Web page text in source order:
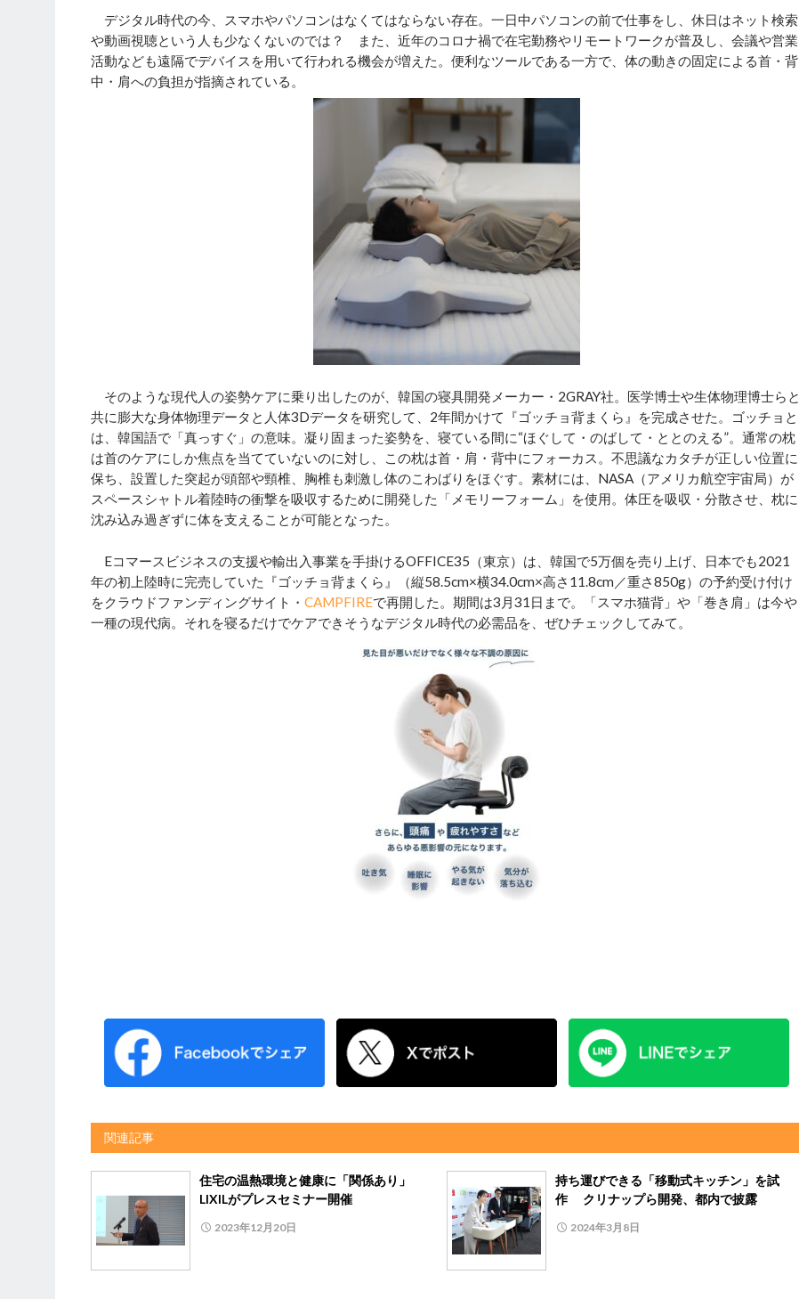
デジタル時代の今、スマホやパソコンはなくてはならない存在。一日中パソコンの前で仕事をし、休日はネット検索
や動画視聴という人も少なくないのでは？ また、近年のコロナ禍で在宅勤務やリモートワークが普及し、会議や営業
活動なども遠隔でデバイスを用いて行われる機会が増えた。便利なツールである一方で、体の動きの固定による首・背
中・肩への負担が指摘されている。
そのような現代人の姿勢ケアに乗り出したのが、韓国の寝具開発メーカー・2GRAY社。医学博士や生体物理博士らと
共に膨大な身体物理データと人体3Dデータを研究して、2年間かけて『ゴッチョ背まくら』を完成させた。ゴッチョと
は、韓国語で「真っすぐ」の意味。凝り固まった姿勢を、寝ている間に“ほぐして・のばして・ととのえる”。通常の枕
は首のケアにしか焦点を当てていないのに対し、この枕は首・肩・背中にフォーカス。不思議なカタチが正しい位置に
保ち、設置した突起が頭部や頸椎、胸椎も刺激し体のこわばりをほぐす。素材には、NASA（アメリカ航空宇宙局）が
スペースシャトル着陸時の衝撃を吸収するために開発した「メモリーフォーム」を使用。体圧を吸収・分散させ、枕に
沈み込み過ぎずに体を支えることが可能となった。
Eコマースビジネスの支援や輸出入事業を手掛けるOFFICE35（東京）は、韓国で5万個を売り上げ、日本でも2021
年の初上陸時に完売していた『ゴッチョ背まくら』（縦58.5cm×横34.0cm×高さ11.8cm／重さ850g）の予約受け付け
をクラウドファンディングサイト・ CAMPFIREで再開した。期間は3月31日まで。「スマホ猫背」や「巻き肩」は今や
一種の現代病。それを寝るだけでケアできそうなデジタル時代の必需品を、ぜひチェックしてみて。
関連記事
住宅の温熱環境と健康に「関係あり」
LIXILがプレスセミナー開催
2023年12月20日
持ち運びできる「移動式キッチン」を試
作 クリナップら開発、都内で披露
2024年3月8日